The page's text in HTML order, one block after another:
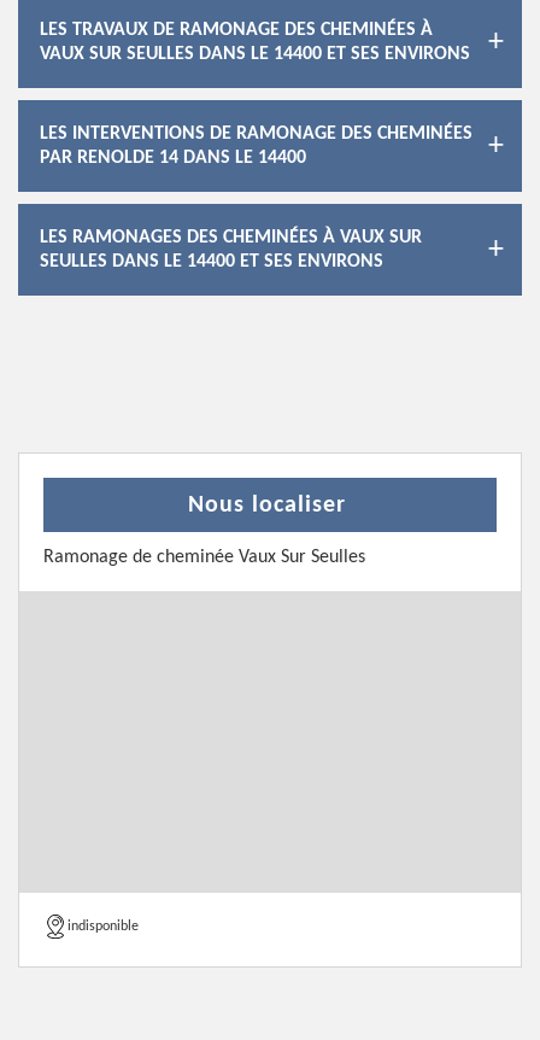
LES TRAVAUX DE RAMONAGE DES CHEMINÉES À
VAUX SUR SEULLES DANS LE 14400 ET SES ENVIRONS
LES INTERVENTIONS DE RAMONAGE DES CHEMINÉES
PAR RENOLDE 14 DANS LE 14400
LES RAMONAGES DES CHEMINÉES À VAUX SUR
SEULLES DANS LE 14400 ET SES ENVIRONS
Nous localiser
Ramonage de cheminée Vaux Sur Seulles
indisponible